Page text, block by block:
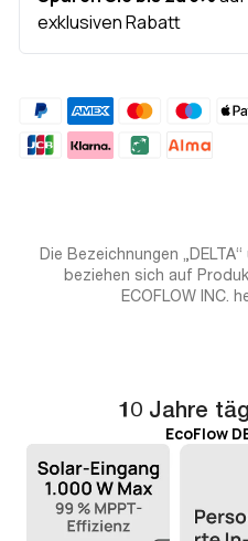
Region installiert und verwendet
Die Bezeichnungen
beziehen sich auf
ECOFLOW INC.
10 Jahre
EcoFlow